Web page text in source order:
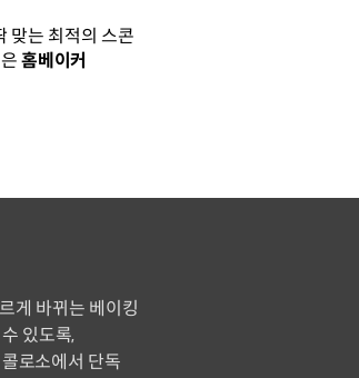
맞는 최적의 스콘
은홈베이커
게 바뀌는 베이킹
있도록,
로소에서 단독